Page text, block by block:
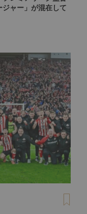
ャー」が混在して